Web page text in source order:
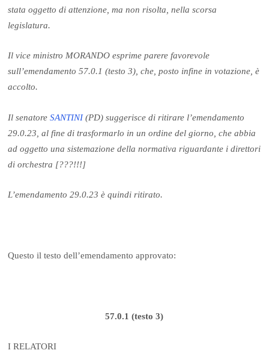
stata oggetto di attenzione, ma non risolta, nella scorsa
legislatura.
Il vice ministro MORANDO esprime parere favorevole
sull’emendamento 57.0.1 (testo 3), che, posto infine in votazione, è
accolto.
Il senatoreSANTINI(PD) suggerisce di ritirare l’emendamento
29.0.23, al fine di trasformarlo in un ordine del giorno, che abbia
ad oggetto una sistemazione della normativa riguardante i direttori
di orchestra [???!!!]
L’emendamento 29.0.23 è quindi ritirato.
Questo il testo dell’emendamento approvato:
57.0.1 (testo 3)
I RELATORI